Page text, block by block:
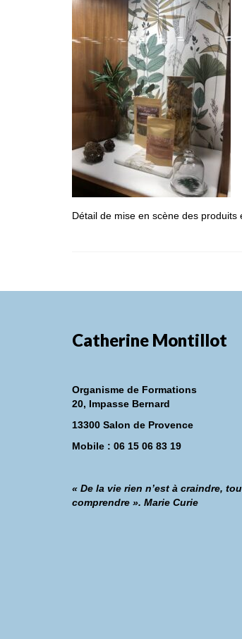
Détail de mise en scène des produits
Catherine Montillot
Organisme de Formations
20, Impasse Bernard
13300 Salon de Provence
Mobile : 06 15 06 83 19
« De la vie rien n’est à craindre,
comprendre ». Marie Curie